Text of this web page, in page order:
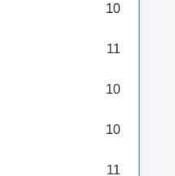
10
11
10
10
11